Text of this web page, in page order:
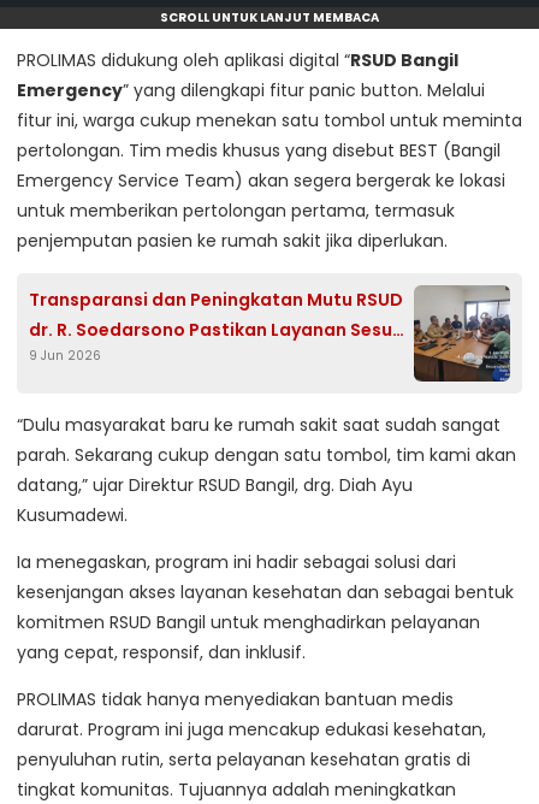
SCROLL UNTUK LANJUT MEMBACA
PROLIMAS didukung oleh aplikasi digital “RSUD Bangil
Emergency” yang dilengkapi fitur panic button. Melalui
fitur ini, warga cukup menekan satu tombol untuk meminta
pertolongan. Tim medis khusus yang disebut BEST (Bangil
Emergency Service Team) akan segera bergerak ke lokasi
untuk memberikan pertolongan pertama, termasuk
penjemputan pasien ke rumah sakit jika diperlukan.
Transparansi dan Peningkatan Mutu RSUD
dr. R. Soedarsono Pastikan Layanan Sesuai
Standar, Lakukan Kajian Menyeluruh
9 Jun 2026
“Dulu masyarakat baru ke rumah sakit saat sudah sangat
parah. Sekarang cukup dengan satu tombol, tim kami akan
datang,” ujar Direktur RSUD Bangil, drg. Diah Ayu
Kusumadewi.
Ia menegaskan, program ini hadir sebagai solusi dari
kesenjangan akses layanan kesehatan dan sebagai bentuk
komitmen RSUD Bangil untuk menghadirkan pelayanan
yang cepat, responsif, dan inklusif.
PROLIMAS tidak hanya menyediakan bantuan medis
darurat. Program ini juga mencakup edukasi kesehatan,
penyuluhan rutin, serta pelayanan kesehatan gratis di
tingkat komunitas. Tujuannya adalah meningkatkan